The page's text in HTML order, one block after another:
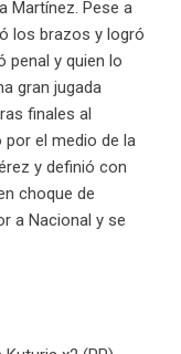
Martínez. Pese a
los brazos y logró
penal y quien lo
gran jugada
finales al
el medio de la
y definió con
choque de
a Nacional y se